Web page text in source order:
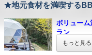
体の芯から
れを癒し
【サウナ】
有料サウ
好き嫌いや
車で15分
材だけでな
一店舗で
★地元食材を満喫する
ボリュー
ラン
大分県中津
もっと見る